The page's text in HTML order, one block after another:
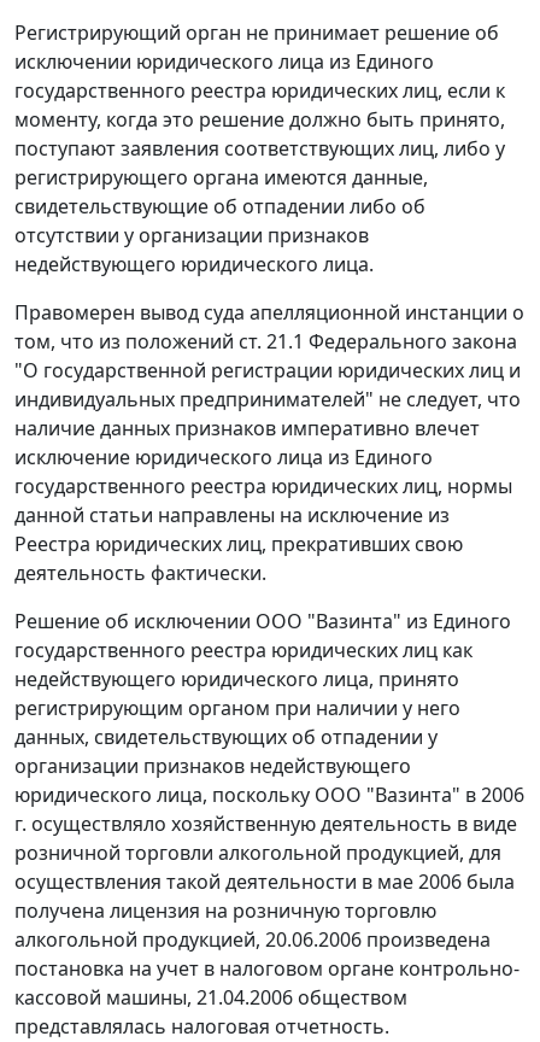
Регистрирующий орган не принимает решение об
исключении юридического лица из Единого
государственного реестра юридических лиц, если к
моменту, когда это решение должно быть принято,
поступают заявления соответствующих лиц, либо у
регистрирующего органа имеются данные,
свидетельствующие об отпадении либо об
отсутствии у организации признаков
недействующего юридического лица.
Правомерен вывод суда апелляционной инстанции о
том, что из положений ст. 21.1 Федерального закона
"О государственной регистрации юридических лиц и
индивидуальных предпринимателей" не следует, что
наличие данных признаков императивно влечет
исключение юридического лица из Единого
государственного реестра юридических лиц, нормы
данной статьи направлены на исключение из
Реестра юридических лиц, прекративших свою
деятельность фактически.
Решение об исключении ООО "Вазинта" из Единого
государственного реестра юридических лиц как
недействующего юридического лица, принято
регистрирующим органом при наличии у него
данных, свидетельствующих об отпадении у
организации признаков недействующего
юридического лица, поскольку ООО "Вазинта" в 2006
г. осуществляло хозяйственную деятельность в виде
розничной торговли алкогольной продукцией, для
осуществления такой деятельности в мае 2006 была
получена лицензия на розничную торговлю
алкогольной продукцией, 20.06.2006 произведена
постановка на учет в налоговом органе контрольно-
кассовой машины, 21.04.2006 обществом
представлялась налоговая отчетность.